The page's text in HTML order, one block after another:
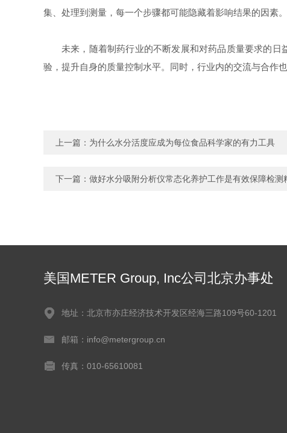
集、处理到测量，每一个步骤都可能隐藏着影响结果的因素
未来，随着制药行业的不断发展和对药品质量要求的
验，提升自身的质量控制水平。同时，行业内的交流与合作
上一篇： 为什么水分活度应成为每位食品科学家的有力工具
下一篇： 做好水分吸附分析仪常态化养护工作是有效保障检测
美国METER Group, Inc公司北京办事处
地址：北京市亦庄经济技术开发区经海三路109号60-1201
邮箱：info@metergroup.cn
传真：010-65610081